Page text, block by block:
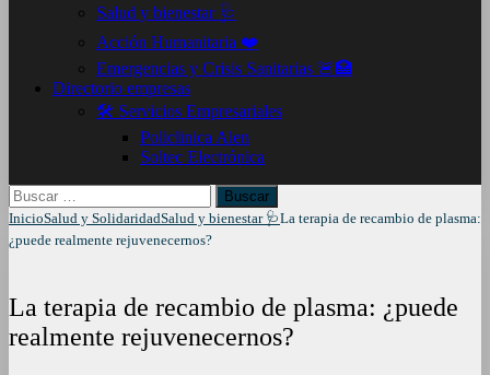
Salud y bienestar 🩺
Acción Humanitaria ❤️
Emergencias y Crisis Sanitarias 🚨🏥
Directorio empresas
🛠️ Servicios Empresariales
Policlinica Alen
Soltec Electrónica
Buscar:
InicioSalud y SolidaridadSalud y bienestar 🩺La terapia de recambio de plasma:
¿puede realmente rejuvenecernos?
La terapia de recambio de plasma: ¿puede
realmente rejuvenecernos?